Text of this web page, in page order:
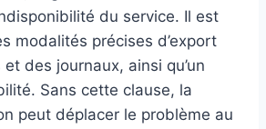
du service. Il est
modalités précises d’export
des journaux, ainsi qu’un
Sans cette clause, la
peut déplacer le problème au